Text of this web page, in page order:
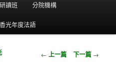
讀班 分院機構
香光年度法語
瀏覽文章
← 上一篇 下一篇 →